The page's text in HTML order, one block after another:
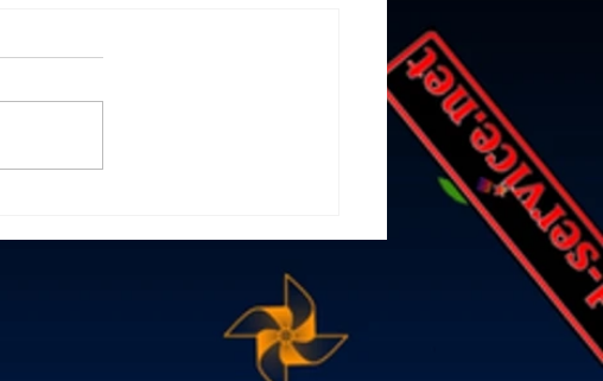
ケミカルイベント